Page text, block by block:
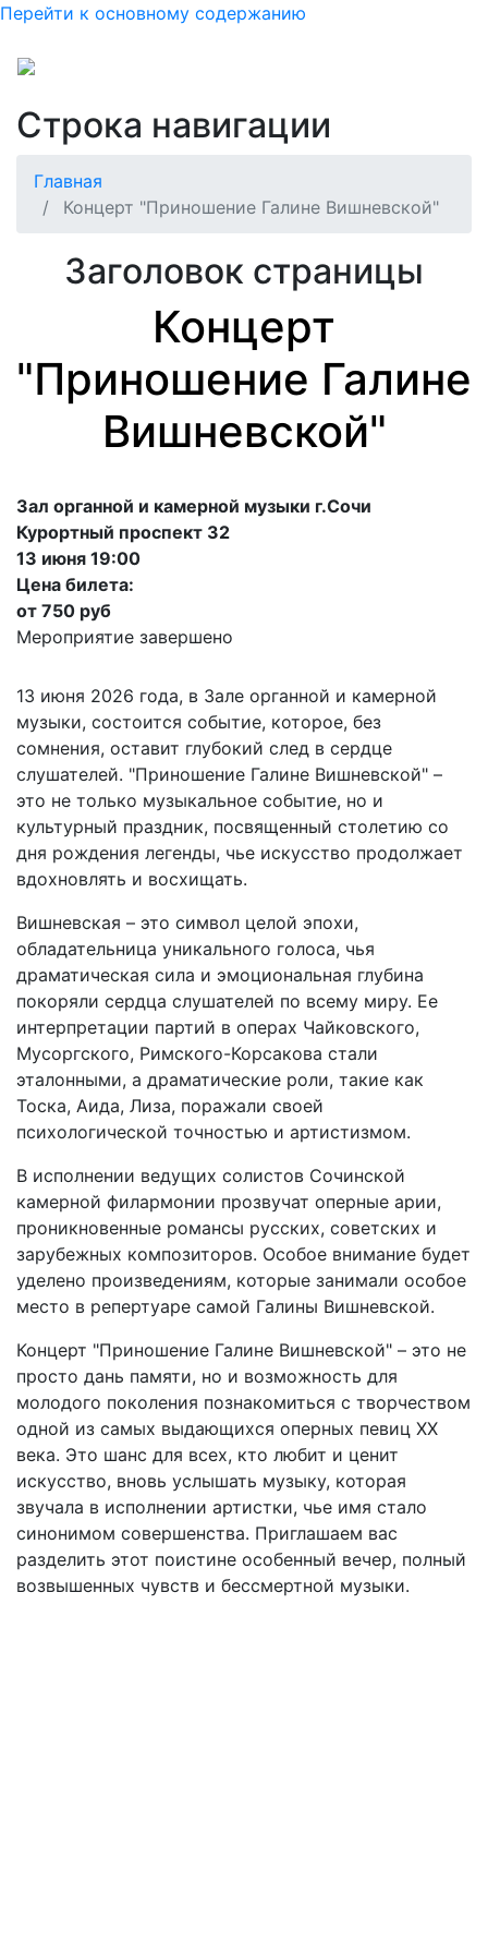
Перейти к основному содержанию
Строка навигации
Главная
Концерт "Приношение Галине Вишневской"
Заголовок страницы
Концерт
"Приношение Галине
Вишневской"
Зал органной и камерной музыки г.Сочи
Курортный проспект 32
13 июня 19:00
Цена билета:
от 750 руб
Мероприятие завершено
13 июня 2026 года, в Зале органной и камерной
музыки, состоится событие, которое, без
сомнения, оставит глубокий след в сердце
слушателей. "Приношение Галине Вишневской" –
это не только музыкальное событие, но и
культурный праздник, посвященный столетию со
дня рождения легенды, чье искусство продолжает
вдохновлять и восхищать.
Вишневская – это символ целой эпохи,
обладательница уникального голоса, чья
драматическая сила и эмоциональная глубина
покоряли сердца слушателей по всему миру. Ее
интерпретации партий в операх Чайковского,
Мусоргского, Римского-Корсакова стали
эталонными, а драматические роли, такие как
Тоска, Аида, Лиза, поражали своей
психологической точностью и артистизмом.
В исполнении ведущих солистов Сочинской
камерной филармонии прозвучат оперные арии,
проникновенные романсы русских, советских и
зарубежных композиторов. Особое внимание будет
уделено произведениям, которые занимали особое
место в репертуаре самой Галины Вишневской.
Концерт "Приношение Галине Вишневской" – это не
просто дань памяти, но и возможность для
молодого поколения познакомиться с творчеством
одной из самых выдающихся оперных певиц XX
века. Это шанс для всех, кто любит и ценит
искусство, вновь услышать музыку, которая
звучала в исполнении артистки, чье имя стало
синонимом совершенства. Приглашаем вас
разделить этот поистине особенный вечер, полный
возвышенных чувств и бессмертной музыки.